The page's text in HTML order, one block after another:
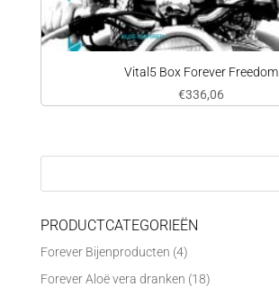
Vital5 Box Forever Freedom
€336,06
PRODUCTCATEGORIEËN
Forever Bijenproducten (4)
Forever Aloë vera dranken (18)